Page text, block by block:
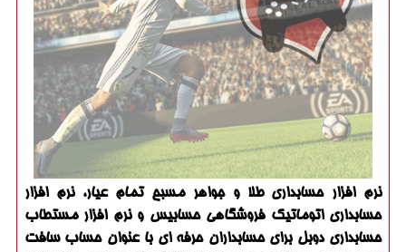
نرم افزار حسابداری طلا و جواهر مسبح تمام عیار، نرم افزار
حسابداری اتوماتیك فروشگاهی حسابیس و نرم افزار مستطاب
حسابداری دوبل برای حسابداران حرفه ای با عنوان حساب سافت